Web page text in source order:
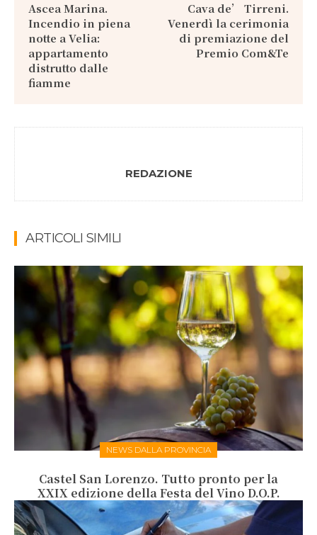
Ascea Marina.
Incendio in piena
notte a Velia:
appartamento
distrutto dalle
fiamme
Cava de’ Tirreni.
Venerdì la cerimonia
di premiazione del
Premio Com&Te
REDAZIONE
ARTICOLI SIMILI
NEWS DALLA PROVINCIA
Castel San Lorenzo. Tutto pronto per la
XXIX edizione della Festa del Vino D.O.P.